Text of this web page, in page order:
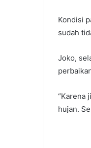
Kondisi
sudah
Joko,
“Karena
hujan.